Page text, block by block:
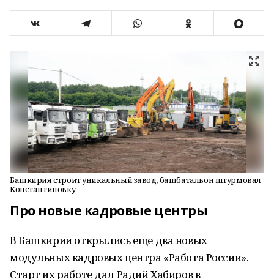
Башкирия строит уникальный завод, башбатальон штурмовал
Константиновку
Про новые кадровые центры
В Башкирии открылись еще два новых
модульных кадровых центра «Работа России».
Старт их работе дал Радий Хабиров в